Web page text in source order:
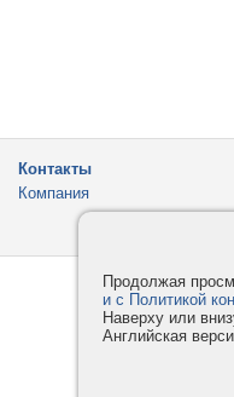
Контакты
Компания
Продолжая
и с Политикой
Наверху или
Английская